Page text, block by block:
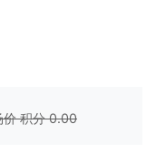
价 积分0.00